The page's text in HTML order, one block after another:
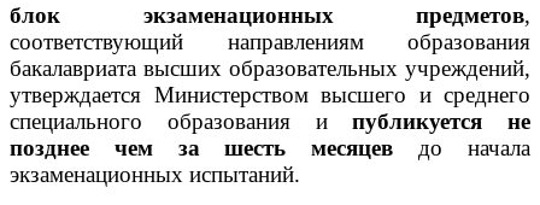
блок экзаменационных предметов,
соответствующий направлениям образования
бакалавриата высших образовательных учреждений,
утверждается Министерством высшего и среднего
специального образования ипубликуется не
позднее чем за шесть месяцев до начала
экзаменационных испытаний.